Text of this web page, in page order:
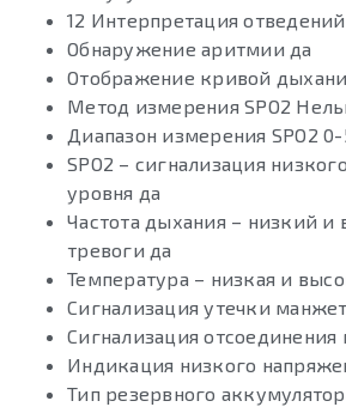
12 Интерпретация
Обнаружение аритмии да
Отображение кривой
Метод измерения SPO2
Диапазон измерения SPO2
SPO2 – сигнализация
уровня да
Частота дыхания – низкий и
тревоги да
Температура – низкая и
Сигнализация утечки
Сигнализация
Индикация низкого
Тип резервного